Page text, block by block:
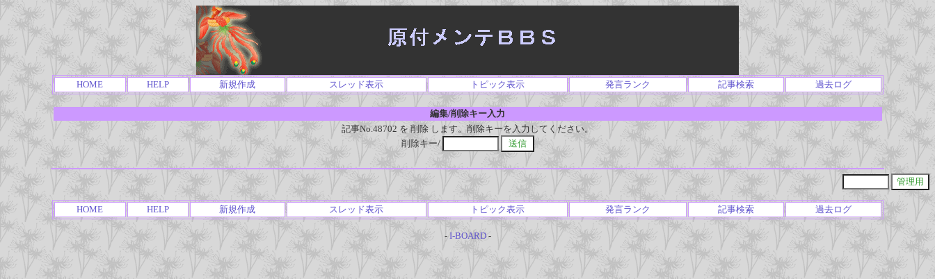
HOME HELP 新規作成 スレッド表示 トピック表示 発言ランク 記事検索 過去ログ
編集/削除キー入力
記事No.48702 を 削除 します。削除キーを入力してください。
削除キー/
HOME HELP 新規作成 スレッド表示 トピック表示 発言ランク 記事検索 過去ログ
- I-BOARD-